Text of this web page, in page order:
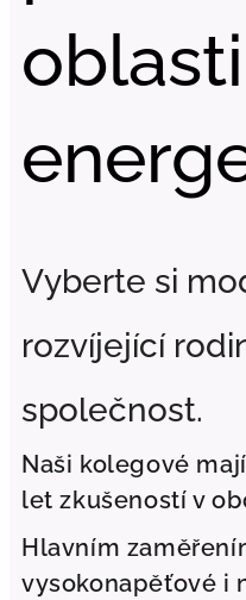
oblasti
Vyberte si
rozvíjející
společnost.
Naši kolegové
let zkušeností v
Hlavním
vysokonapěťové i